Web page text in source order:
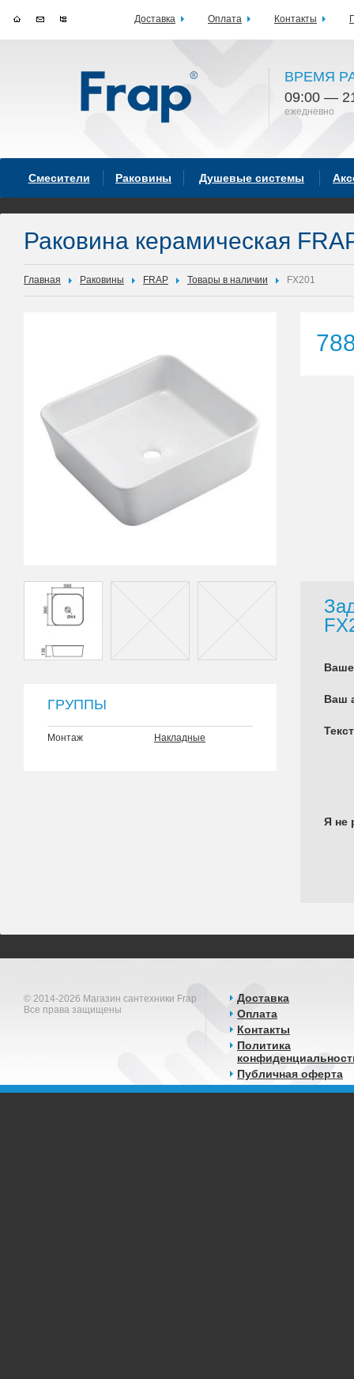
ВРЕМЯ
09:00 —
ежедневно
Смесители Раковины Душевые системы
Раковина керамическая
Главная Раковины FRAP Товары в наличии FX201
ГРУППЫ
Монтаж Накладные
Ваш
Я не
© 2014-2026 Магазин сантехники Frap
Все права защищены
Доставка
Оплата
Контакты
Политика
Публичная оферта
Доставка Оплата Контакты